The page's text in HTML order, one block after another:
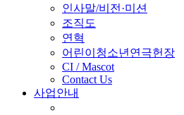
인사말/비전·미션
조직도
연혁
어린이청소년연극헌장
CI / Mascot
Contact Us
사업안내